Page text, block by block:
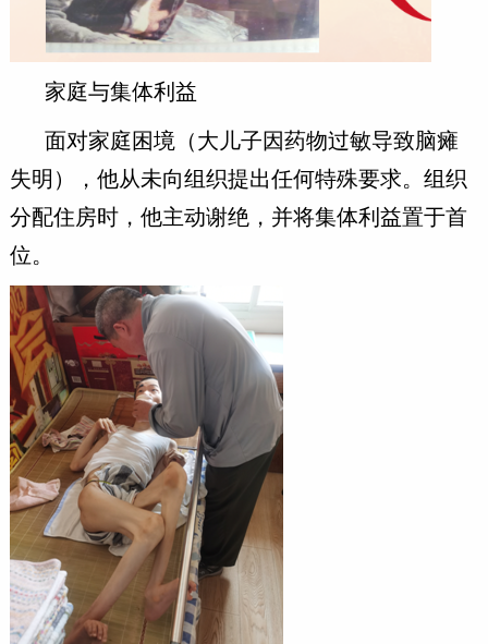
家庭与集体利益
面对家庭困境（大儿子因药物过敏导致脑瘫
失明），他从未向组织提出任何特殊要求。组织
分配住房时，他主动谢绝，并将集体利益置于首
位。 ‌